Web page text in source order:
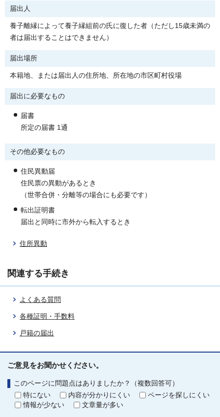
届出人
養子離縁によって養子縁組前の氏に復した者（ただし15歳未満の
者は届出することはできません）
届出場所
本籍地、または届出人の住所地、所在地の市区町村役場
届出に必要なもの
届書
所定の届書 1通
その他必要なもの
住民異動届
住民票の異動があるとき
（世帯合併・分離等の場合にも必要です）
転出証明書
届出と同時に市外から転入するとき
住所異動
関連する手続き
よくある質問
各種証明・手数料
戸籍の届出
ご意見をお聞かせください。
このページに問題点はありましたか？（複数回答可）
特にない
内容が分かりにくい
ページを探しにくい
情報が少ない
文章量が多い